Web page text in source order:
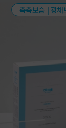
촉촉보습 | 광채